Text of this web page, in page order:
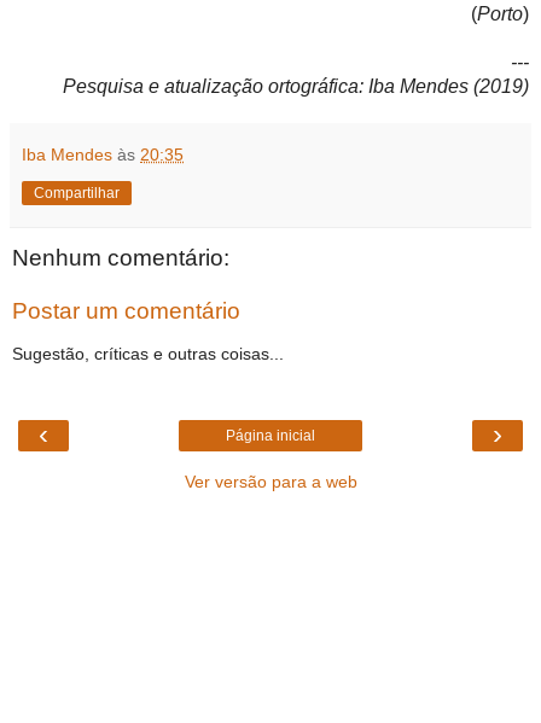
(Porto)
---
Pesquisa e atualização ortográfica: Iba Mendes (2019)
Iba Mendes às 20:35
Compartilhar
Nenhum comentário:
Postar um comentário
Sugestão, críticas e outras coisas...
‹ ›
Página inicial
Ver versão para a web